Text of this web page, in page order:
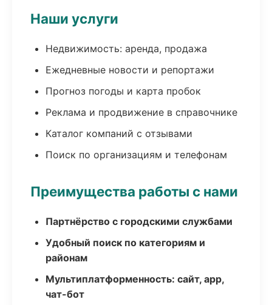
Наши услуги
Недвижимость: аренда, продажа
Ежедневные новости и репортажи
Прогноз погоды и карта пробок
Реклама и продвижение в справочнике
Каталог компаний с отзывами
Поиск по организациям и телефонам
Преимущества работы с нами
Партнёрство с городскими службами
Удобный поиск по категориям и
районам
Мультиплатформенность: сайт, app,
чат-бот